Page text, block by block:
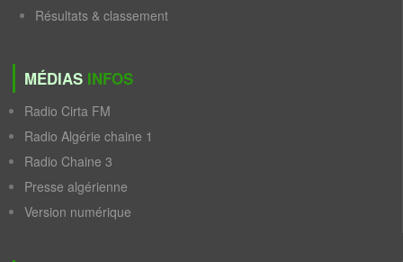
Résultats & classement
MÉDIAS INFOS
Radio Cirta FM
Radio Algérie chaine 1
Radio Chaine 3
Presse algérienne
Version numérique